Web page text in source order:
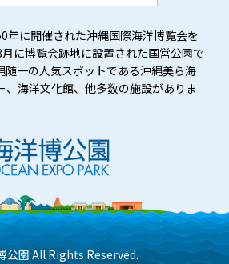
年に開催された沖縄国際海洋博覧会を
に博覧会跡地に設置された国営公園で
随一の人気スポットである沖縄美ら海
、海洋文化館、他多数の施設がありま
公園 All Rights Reserved.